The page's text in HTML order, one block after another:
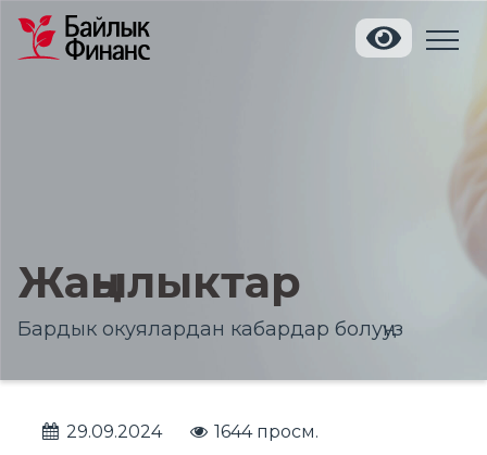
Жаңылыктар
Бардык окуялардан кабардар болуңуз
29.09.2024 1644 просм.